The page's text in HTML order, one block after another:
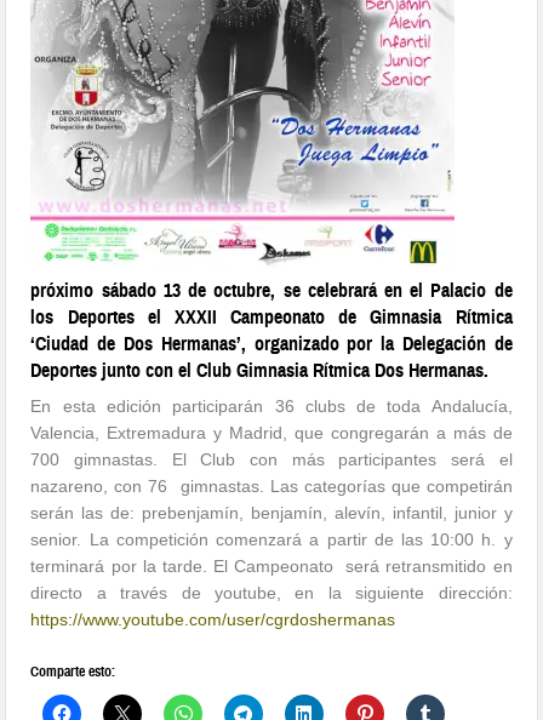
próximo sábado 13 de octubre, se celebrará en el Palacio de
los Deportes el XXXII Campeonato de Gimnasia Rítmica
‘Ciudad de Dos Hermanas’, organizado por la Delegación de
Deportes junto con el Club Gimnasia Rítmica Dos Hermanas.
En esta edición participarán 36 clubs de toda Andalucía,
Valencia, Extremadura y Madrid, que congregarán a más de
700 gimnastas. El Club con más participantes será el
nazareno, con 76 gimnastas. Las categorías que competirán
serán las de: prebenjamín, benjamín, alevín, infantil, junior y
senior. La competición comenzará a partir de las 10:00 h. y
terminará por la tarde. El Campeonato será retransmitido en
directo a través de youtube, en la siguiente dirección:
https://www.youtube.com/user/cgrdoshermanas
Comparte esto: